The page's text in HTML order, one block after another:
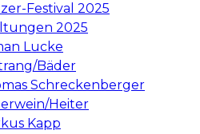
Festival 2025
2025
Lucke
Bäder
Schreckenberger
Heiter
Kapp